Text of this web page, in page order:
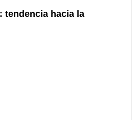
tendencia hacia la